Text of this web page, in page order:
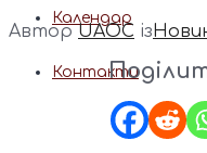
Календар
Контакти
АвторUAOC із